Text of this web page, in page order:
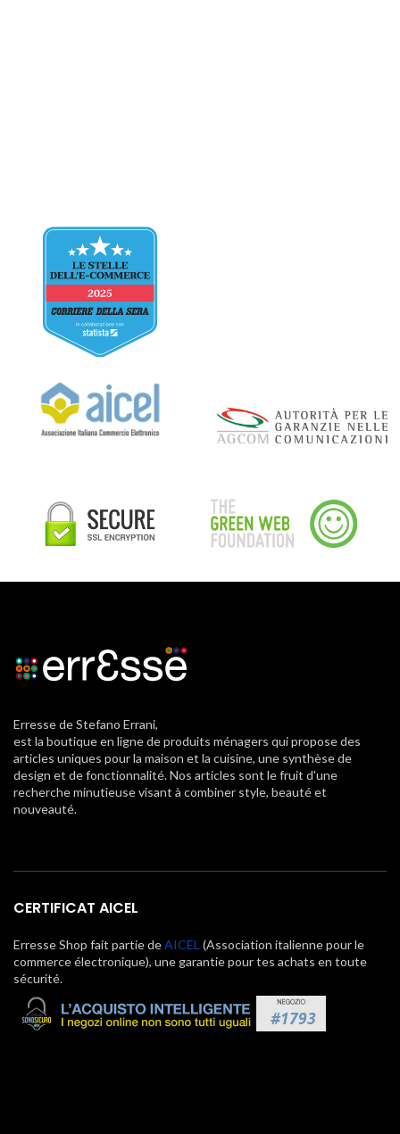
Erresse de Stefano Errani,
est la boutique en ligne de produits ménagers qui propose des
articles uniques pour la maison et la cuisine, une synthèse de
design et de fonctionnalité. Nos articles sont le fruit d'une
recherche minutieuse visant à combiner style, beauté et
nouveauté.
CERTIFICAT AICEL
Erresse Shop fait partie deAICEL (Association italienne pour le
commerce électronique), une garantie pour tes achats en toute
sécurité.